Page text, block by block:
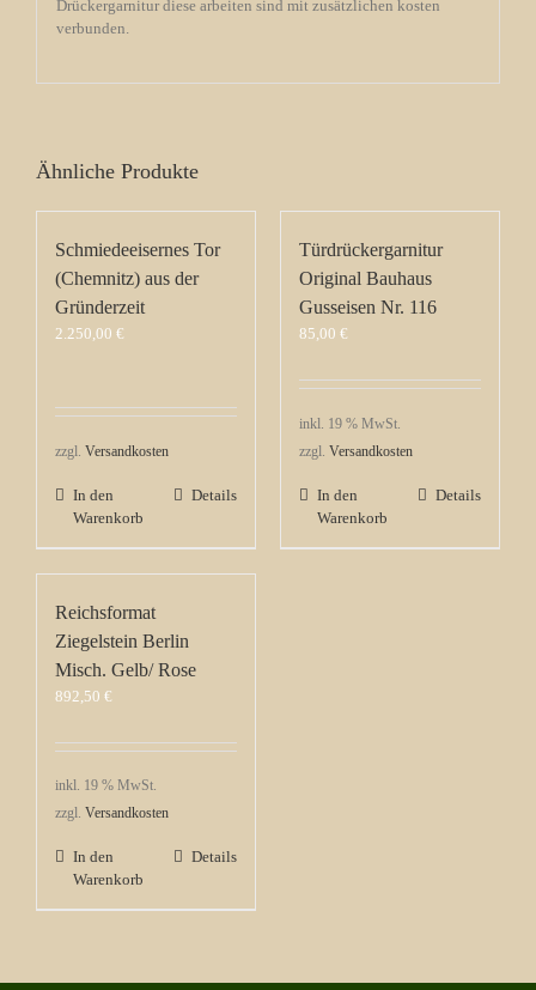
Drückergarnitur diese arbeiten sind mit zusätzlichen kosten
verbunden.
Ähnliche Produkte
Schmiedeeisernes Tor
(Chemnitz) aus der
Gründerzeit
2.250,00 €
zzgl. Versandkosten
In den
Warenkorb
Details
Türdrückergarnitur
Original Bauhaus
Gusseisen Nr. 116
85,00 €
inkl. 19 % MwSt.
zzgl. Versandkosten
In den
Warenkorb
Details
Reichsformat
Ziegelstein Berlin
Misch. Gelb/ Rose
892,50 €
inkl. 19 % MwSt.
zzgl. Versandkosten
In den
Warenkorb
Details